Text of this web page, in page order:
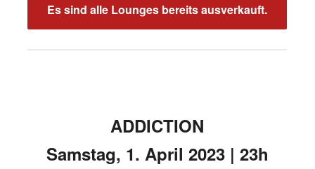
Es sind alle Lounges bereits ausverkauft.
ADDICTION
Samstag, 1. April 2023 | 23h